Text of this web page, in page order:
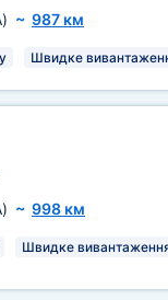
~ 987 км
Швидке
~ 998 км
Швидке